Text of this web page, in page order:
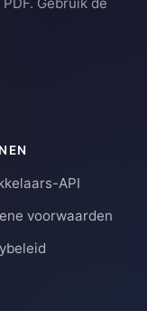
API
voorwaarden